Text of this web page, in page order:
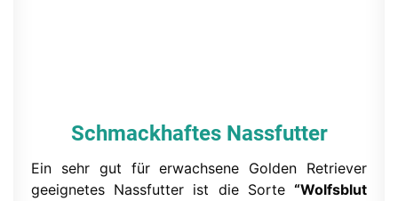
Schmackhaftes Nassfutter
Ein sehr gut für erwachsene Golden Retriever
geeignetes Nassfutter ist die Sorte “Wolfsblut